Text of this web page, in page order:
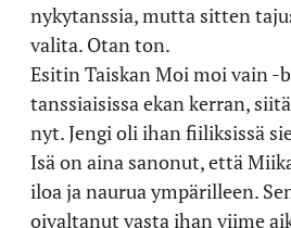
nykytanssia, mutta sitten
valita. Otan ton.
Esitin Taiskan Moi moi vain
tanssiaisissa ekan kerran,
nyt. Jengi oli ihan fiiliksissä
Isä on aina sanonut, että
iloa ja naurua ympärilleen.
oivaltanut vasta ihan viime